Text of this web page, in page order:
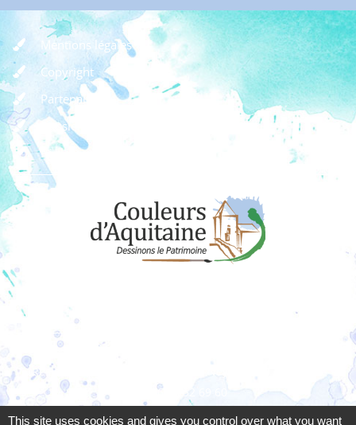
Mentions légales
Copyright
Partenaires
Dossier de presse
Règlement des concours
Résidence La Clairière 1 - 10 rue Ney - 33200 Bordeaux
06 08 52 69 60
associationcouleursdaquitaine @gmail.com
This site uses cookies and gives you control over what you want